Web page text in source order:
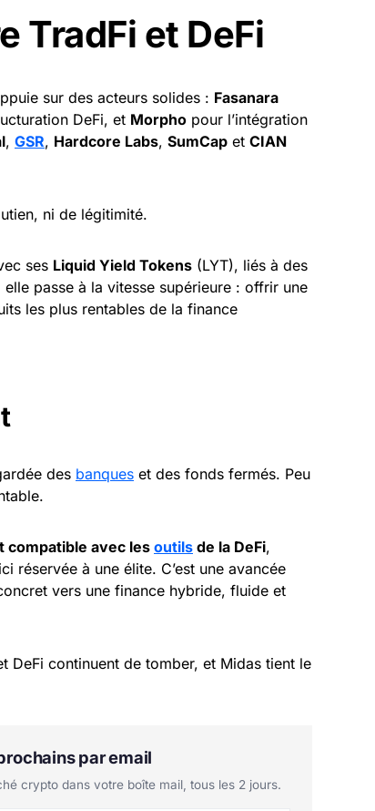
TradFi et DeFi
sur des acteurs solides : Fasanara
DeFi, et Morpho pour l’intégration
, GSR, Hardcore Labs, SumCap et CIAN
ni de légitimité.
ses Liquid Yield Tokens (LYT), liés à des
elle passe à la vitesse supérieure : offrir une
les plus rentables de la finance
des banques et des fonds fermés. Peu
compatible avec lesoutils de la DeFi,
réservée à une élite. C’est une avancée
vers une finance hybride, fluide et
DeFi continuent de tomber, et Midas tient le
par email
crypto dans votre boîte mail, tous les 2 jours.